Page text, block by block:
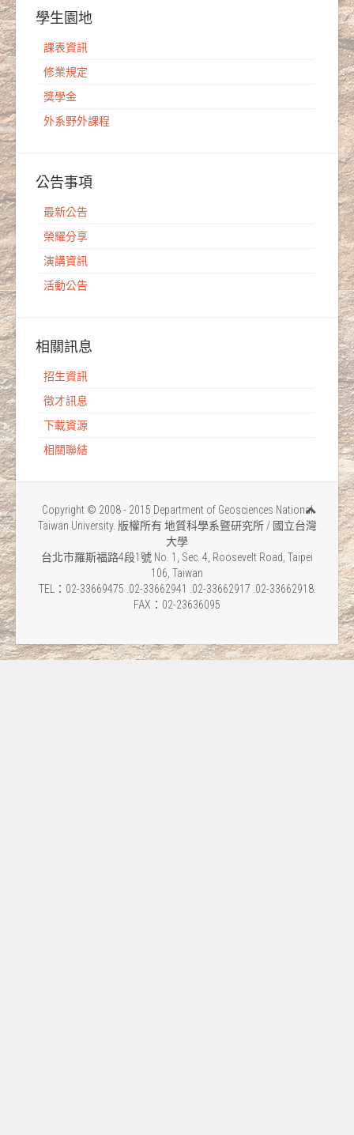
學生園地
課表資訊
修業規定
獎學金
外系野外課程
公告事項
最新公告
榮耀分享
演講資訊
活動公告
相關訊息
招生資訊
徵才訊息
下載資源
相關聯結
Copyright © 2008 - 2015 Department of Geosciences National
Taiwan University. 版權所有 地質科學系暨研究所 / 國立台灣
大學
台北市羅斯福路4段1號 No. 1, Sec. 4, Roosevelt Road, Taipei
106, Taiwan
TEL：02-33669475 .02-33662941 .02-33662917 .02-33662918.
FAX：02-23636095